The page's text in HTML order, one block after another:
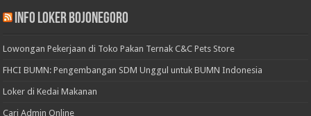
Info Loker Bojonegoro
Lowongan Pekerjaan di Toko Pakan Ternak C&C Pets Store
FHCI BUMN: Pengembangan SDM Unggul untuk BUMN Indonesia
Loker di Kedai Makanan
Cari Admin Online